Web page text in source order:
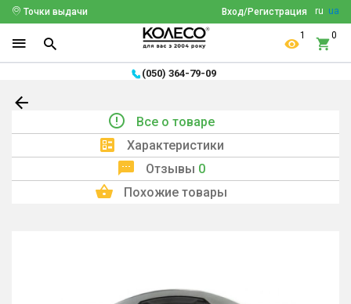
ru ua
Вход/Регистрация
Точки выдачи
1 0
(050) 364-79-09
Все о товаре
Характеристики
Отзывы 0
Похожие товары